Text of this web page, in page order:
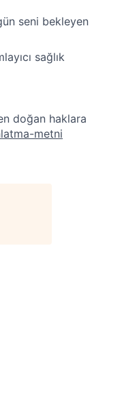
seni bekleyen
sağlık
doğan haklara
metni